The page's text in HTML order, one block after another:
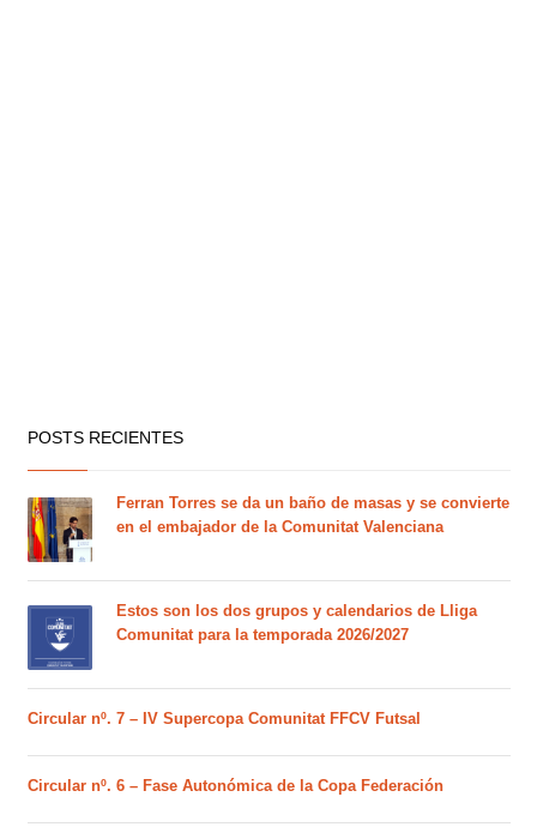
POSTS RECIENTES
Ferran Torres se da un baño de masas y se convierte
en el embajador de la Comunitat Valenciana
Estos son los dos grupos y calendarios de Lliga
Comunitat para la temporada 2026/2027
Circular nº. 7 – IV Supercopa Comunitat FFCV Futsal
Circular nº. 6 – Fase Autonómica de la Copa Federación